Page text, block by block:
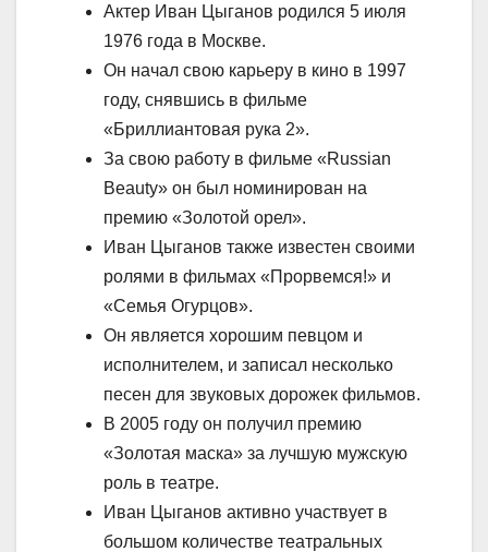
Актер Иван Цыганов родился 5 июля
1976 года в Москве.
Он начал свою карьеру в кино в 1997
году, снявшись в фильме
«Бриллиантовая рука 2».
За свою работу в фильме «Russian
Beauty» он был номинирован на
премию «Золотой орел».
Иван Цыганов также известен своими
ролями в фильмах «Прорвемся!» и
«Семья Огурцов».
Он является хорошим певцом и
исполнителем, и записал несколько
песен для звуковых дорожек фильмов.
В 2005 году он получил премию
«Золотая маска» за лучшую мужскую
роль в театре.
Иван Цыганов активно участвует в
большом количестве театральных